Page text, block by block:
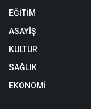
EĞİTİM
ASAYİŞ
KÜLTÜR
SAĞLIK
EKONOMİ